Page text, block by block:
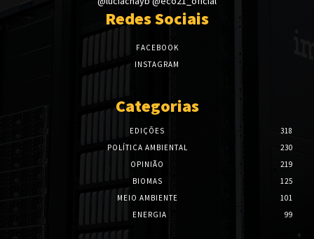
Redes Sociais
FACEBOOK
INSTAGRAM
Categorias
EDIÇÕES
318
POLÍTICA AMBIENTAL
230
OPINIÃO
219
BIOMAS
125
MEIO AMBIENTE
101
ENERGIA
99